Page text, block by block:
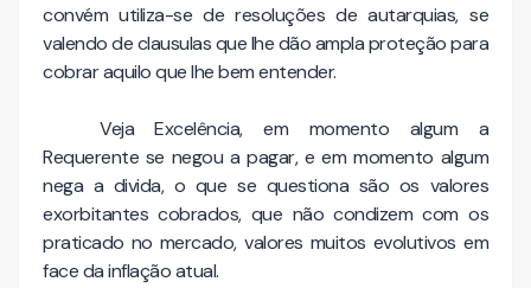
convém utiliza-se de resoluções de autarquias, se
valendo de clausulas que lhe dão ampla proteção para
cobrar aquilo que lhe bem entender.
Veja Excelência, em momento algum a
Requerente se negou a pagar, e em momento algum
nega a divida, o que se questiona são os valores
exorbitantes cobrados, que não condizem com os
praticado no mercado, valores muitos evolutivos em
face da inflação atual.